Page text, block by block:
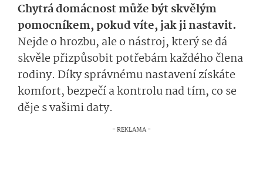
Chytrá domácnost může být skvělým
pomocníkem, pokud víte, jak ji nastavit.
Nejde o hrozbu, ale o nástroj, který se dá
skvěle přizpůsobit potřebám každého člena
rodiny. Díky správnému nastavení získáte
komfort, bezpečí a kontrolu nad tím, co se
děje s vašimi daty.